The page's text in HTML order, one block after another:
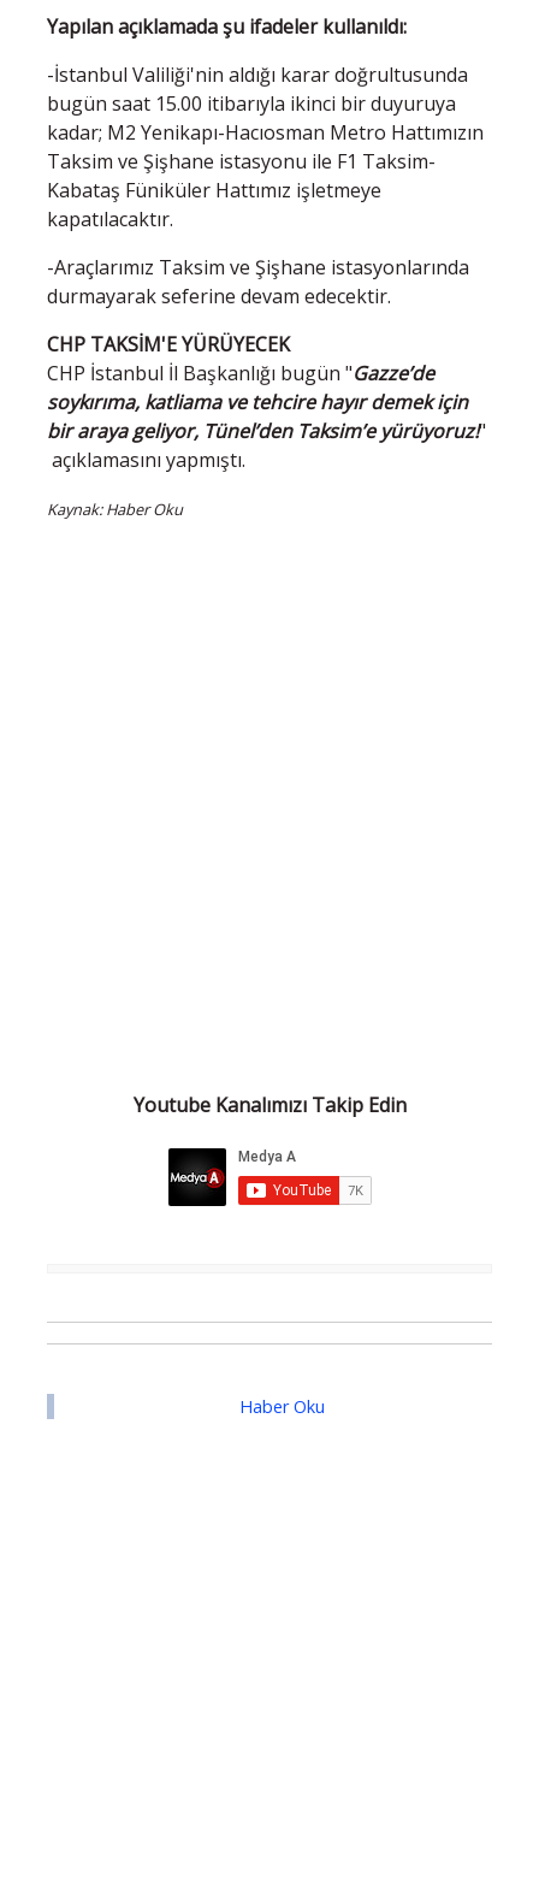
Yapılan açıklamada şu ifadeler kullanıldı:
-İstanbul Valiliği'nin aldığı karar doğrultusunda
bugün saat 15.00 itibarıyla ikinci bir duyuruya
kadar; M2 Yenikapı-Hacıosman Metro Hattımızın
Taksim ve Şişhane istasyonu ile F1 Taksim-
Kabataş Füniküler Hattımız işletmeye
kapatılacaktır.
-Araçlarımız Taksim ve Şişhane istasyonlarında
durmayarak seferine devam edecektir.
CHP TAKSİM'E YÜRÜYECEK
CHP İstanbul İl Başkanlığı bugün "Gazze’de
soykırıma, katliama ve tehcire hayır demek için
bir araya geliyor, Tünel’den Taksim’e yürüyoruz!"
açıklamasını yapmıştı.
Kaynak: Haber Oku
Youtube Kanalımızı Takip Edin
Haber Oku